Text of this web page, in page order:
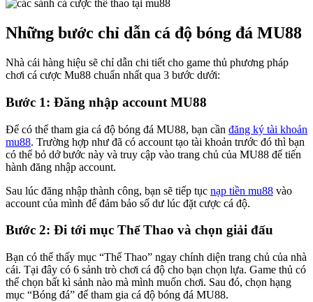
Những bước chỉ dẫn cá độ bóng đá MU88
Nhà cái hàng hiệu sẽ chỉ dẫn chi tiết cho game thủ phương pháp
chơi cá cược Mu88 chuẩn nhất qua 3 bước dưới:
Bước 1: Đăng nhập account MU88
Để có thể tham gia cá độ bóng đá MU88, bạn cần đăng ký tài khoản
mu88. Trường hợp như đã có account tạo tài khoản trước đó thì bạn
có thể bỏ dở bước này và truy cập vào trang chủ của MU88 để tiến
hành đăng nhập account.
Sau lúc đăng nhập thành công, bạn sẽ tiếp tục nạp tiền mu88 vào
account của mình để đảm bảo số dư lúc đặt cược cá độ.
Bước 2: Đi tới mục Thể Thao và chọn giải đấu
Bạn có thể thấy mục “Thể Thao” ngay chính diện trang chủ của nhà
cái. Tại đây có 6 sảnh trò chơi cá độ cho bạn chọn lựa. Game thủ có
thể chọn bất kì sảnh nào mà mình muốn chơi. Sau đó, chọn hạng
mục “Bóng đá” để tham gia cá độ bóng đá MU88.